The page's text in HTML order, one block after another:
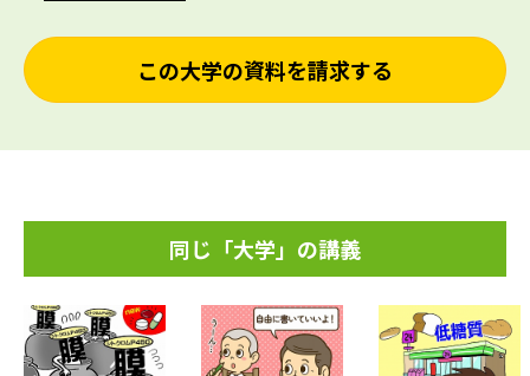
この大学の資料を請求する
同じ「大学」の講義